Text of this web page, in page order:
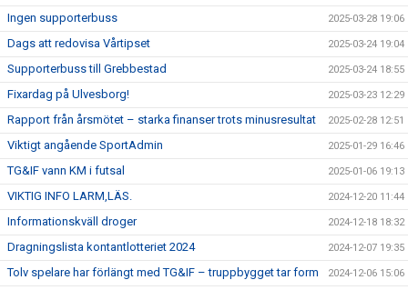
Ingen supporterbuss 2025-03-28 19:06
Dags att redovisa Vårtipset 2025-03-24 19:04
Supporterbuss till Grebbestad 2025-03-24 18:55
Fixardag på Ulvesborg! 2025-03-23 12:29
Rapport från årsmötet – starka finanser trots minusresultat 2025-02-28 12:51
Viktigt angående SportAdmin 2025-01-29 16:46
TG&IF vann KM i futsal 2025-01-06 19:13
VIKTIG INFO LARM,LÄS. 2024-12-20 11:44
Informationskväll droger 2024-12-18 18:32
Dragningslista kontantlotteriet 2024 2024-12-07 19:35
Tolv spelare har förlängt med TG&IF – truppbygget tar form 2024-12-06 15:06